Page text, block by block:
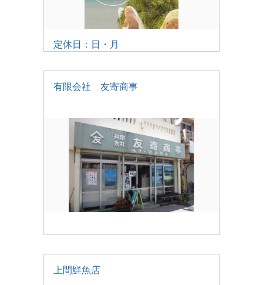
定休日：日・月
有限会社 友寄商事
上間鮮魚店